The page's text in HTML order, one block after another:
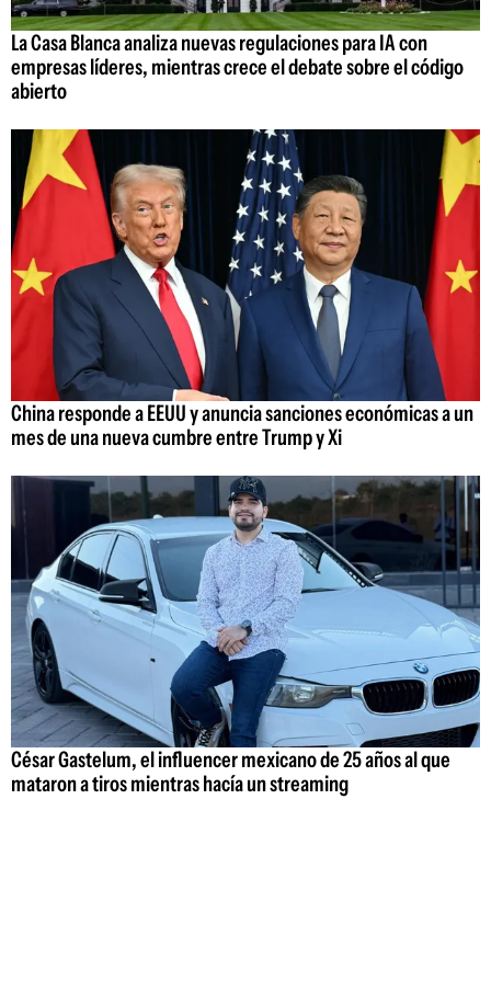
La Casa Blanca analiza nuevas regulaciones para IA con
empresas líderes, mientras crece el debate sobre el código
abierto
China responde a EEUU y anuncia sanciones económicas a un
mes de una nueva cumbre entre Trump y Xi
César Gastelum, el influencer mexicano de 25 años al que
mataron a tiros mientras hacía un streaming